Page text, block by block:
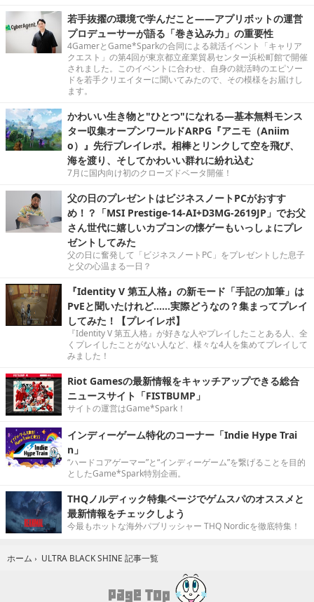
若手抜擢の環境で学んだこと――アプリボットの運営
プロデューサーが語る「巻き込み力」の重要性
4GamerとGame*Sparkの合同による就活イベント「キャリア
クエスト」の第4回が東京都立産業貿易センター浜松町館で開催
されました。このイベントに合わせ、自身の就活時のエピソー
ドを若手クリエイターに聞いてみたので、その模様をお届けし
ます。
かわいい生き物と"ひとつ"になれる―基本無料モンス
ター収集オープンワールドARPG『アニモ（Aniim
o）』先行プレイレポ。相棒とリンクして空を飛び、
海を渡り、そしてかわいい群れに紛れ込む
7月に国内向け初のクローズドベータ開催！
父の日のプレゼントはビジネスノートPCがおすす
め！？「MSI Prestige-14-AI+D3MG-2619JP」でお父
さん世代に嬉しいカプコンの懐ゲーもいっしょにプレ
ゼントしてみた
父の日に奮発して「ビジネスノートPC」をプレゼントした息子
と父の心温まる一日？
『Identity V 第五人格』の新モード「手記の加筆」は
PvEと聞いたけれど……実際どうなの？集まってプレイ
してみた！【プレイレポ】
『Identity V 第五人格』が好きな人やプレイしたことある人、全
くプレイしたことがない人など、様々な4人を集めてプレイして
みました！
Riot Gamesの最新情報をキャッチアップできる総合
ニュースサイト「FISTBUMP」
サイトの運営はGame*Spark！
インディーゲーム特化のコーナー「Indie Hype Trai
n」
“ハードコアゲーマー”と“インディーゲーム”を繋げることを目的
としたGame*Spark特別企画。
THQノルディック特集ページでゲムスパのオススメと
最新情報をチェックしよう
今最もホットな海外パブリッシャー THQ Nordicを徹底特集！
ホーム › ULTRA BLACK SHINE 記事一覧